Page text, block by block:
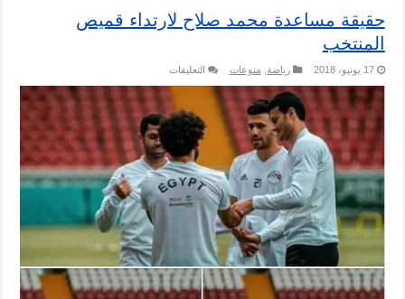
حقيقة مساعدة محمد صلاح لارتداء قميص
المنتخب
17 يونيو، 2018 رياضة منوعات التعليقات
مساعدة
صلاح
لارتداء
قميص
المنتخب
مغلقة